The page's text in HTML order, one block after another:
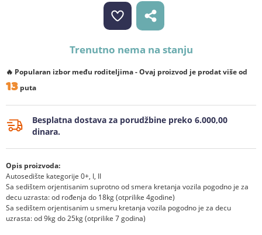
Trenutno nema na stanju
🔥 Popularan izbor među roditeljima - Ovaj proizvod je prodat više od
13 puta
Besplatna dostava za porudžbine preko 6.000,00
dinara.
Opis proizvoda:
Autosedište kategorije 0+, I, II
Sa sedištem orjentisanim suprotno od smera kretanja vozila pogodno je za
decu uzrasta: od rođenja do 18kg (otprilike 4godine)
Sa sedištem orjentisanim u smeru kretanja vozila pogodno je za decu
uzrasta: od 9kg do 25kg (otprilike 7 godina)